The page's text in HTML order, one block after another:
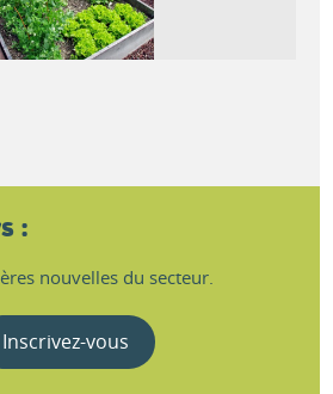
:
nouvelles du secteur.
Inscrivez-vous